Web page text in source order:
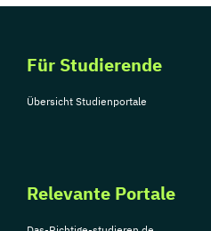
Für Studierende
Übersicht Studienportale
Relevante Portale